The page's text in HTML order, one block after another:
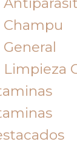
Champu
General
Limpieza